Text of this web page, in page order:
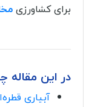
برای کشاورزی
در این مقاله
آبیاری